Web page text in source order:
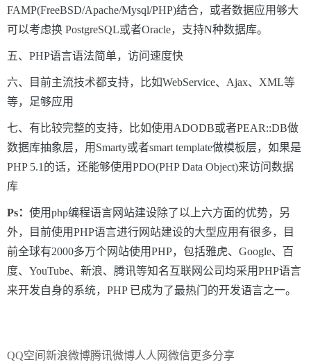
FAMP(FreeBSD/Apache/Mysql/PHP)结合，或者数据应用够大
可以考虑换 PostgreSQL或者Oracle，支持N种数据库。
五、PHP语言语法简单，访问速度快
六、目前主流技术都支持，比如WebService、Ajax、XML等
等，足够应用
七、有比较完整的支持，比如使用ADODB或者PEAR::DB做
数据库抽象层，用Smarty或者smart template做模板层，如果是
PHP 5.1的话，还能够使用PDO(PHP Data Object)来访问数据
库
Ps： 使用php编程语言网站建设除了以上六方面的优势，另
外，目前使用PHP语言进行网站建设的大型应用有很多，目
前全球有2000多万个网站使用PHP，包括雅虎、Google、百
度、YouTube、新浪、腾讯等知名互联网公司均采用PHP语言
来开发自身的系统，PHP 已成为了最热门的开发语言之一。
QQ空间 新浪微博腾讯微博人人网微信更多分享